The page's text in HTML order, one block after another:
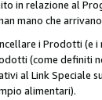
in relazione al
mano che
i Prodotti (e
(come definiti
al Link Speciale
alimentari).